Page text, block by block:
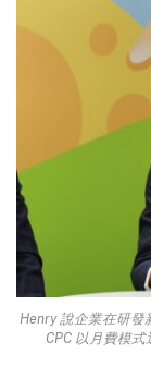
Henry 說企業在研發
CPC 以月費模